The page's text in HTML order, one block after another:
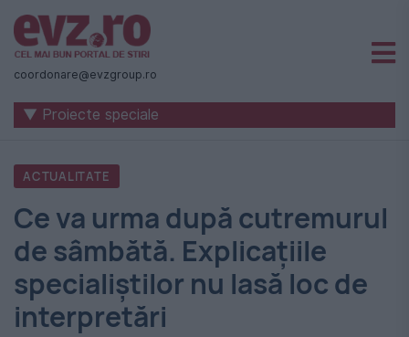
Știri
naționale
internaționale
România
-
Evenimentul
Zilei
coordonare@evzgroup.ro
▼ Proiecte speciale
ACTUALITATE
Ce va urma după cutremurul
de sâmbătă. Explicațiile
specialiștilor nu lasă loc de
interpretări